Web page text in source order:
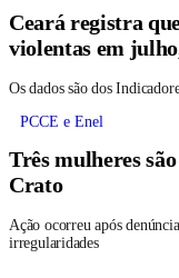
Ceará registra
violentas em
Os dados são dos
PCCE e Enel
Três mulheres
Crato
Ação ocorreu após
irregularidades